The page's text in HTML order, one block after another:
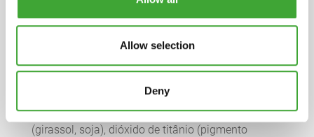
Allow selection
Deny
Ficha de dados de segurança
Fabricado à base de óleos naturais de plantas
(girassol, soja), dióxido de titânio (pigmento